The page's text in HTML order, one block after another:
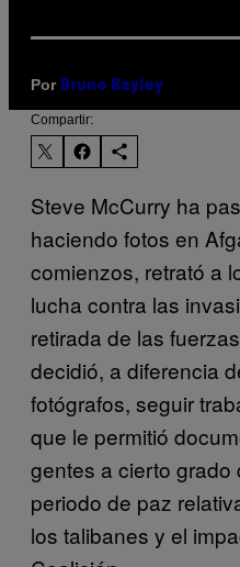
Por Bruno Bayley
Compartir:
Steve McCurry ha
haciendo fotos en
comienzos, retrató a
lucha contra las
retirada de las
decidió, a diferencia
fotógrafos, seguir
que le permitió
gentes a cierto grado
periodo de paz
los talibanes y el